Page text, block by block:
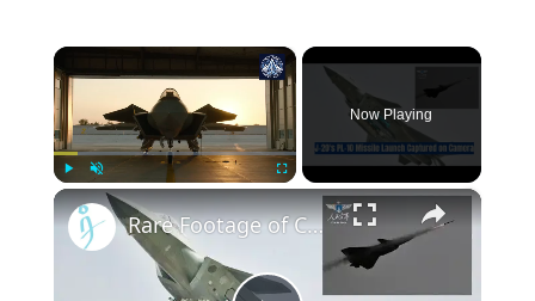
×
Play Unmute Fullscreen
Now Playing
×
Rare Footage of China's Cutting-Edge J-20's PL-10 Missile Launch Revealed